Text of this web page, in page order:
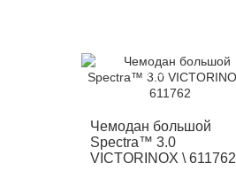
Чемодан большой
Spectra™ 3.0
VICTORINOX \ 611762
-12%